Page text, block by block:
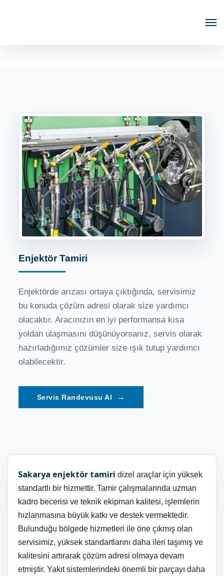
Enjektör Tamiri
Enjektörde arızası ortaya çıktığında, servisimiz
bu konuda çözüm adresi olarak size yardımcı
olacaktır. Aracınızın en iyi performansa kısa
yoldan ulaşmasını düşünüyorsanız, servis olarak
hazırladığımız çözümler size ışık tutup yardımcı
olabilecektir.
→
Sakarya enjektör tamiri dizel araçlar için yüksek
standartlı bir hizmettir. Tamir çalışmalarında uzman
kadro becerisi ve teknik ekipman kalitesi, işlemlerin
hızlanmasına büyük katkı ve destek vermektedir.
Bulunduğu bölgede hizmetleri ile öne çıkmış olan
servisimiz, yüksek standartlarını daha ileri taşımış ve
kalitesini artırarak çözüm adresi olmaya devam
etmiştir. Yakıt sistemlerindeki önemli bir parçayı daha